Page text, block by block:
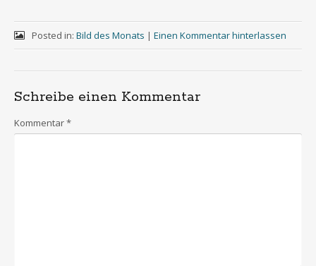
Posted in: Bild des Monats | Einen Kommentar hinterlassen
Schreibe einen Kommentar
Kommentar*